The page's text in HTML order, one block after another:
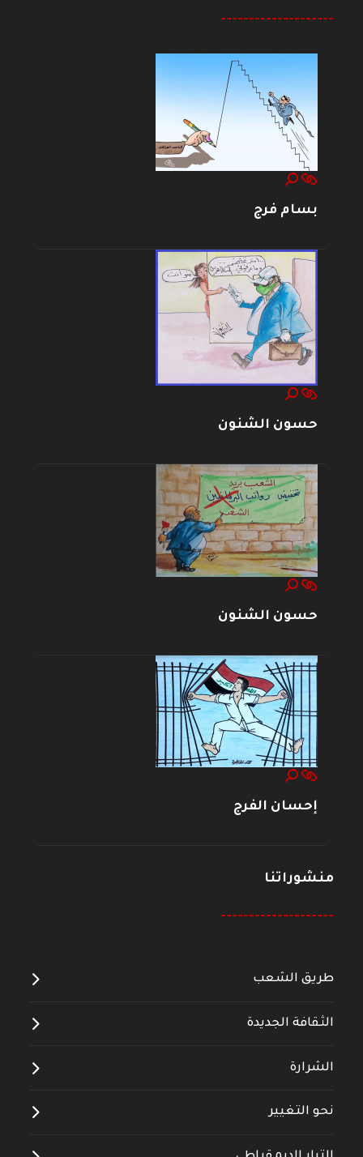
--------------------
بسام فرج
حسون الشنون
حسون الشنون
إحسان الفرج
منشوراتنا
--------------------
طريق الشعب
الثقافة الجديدة
الشرارة
نحو التغيير